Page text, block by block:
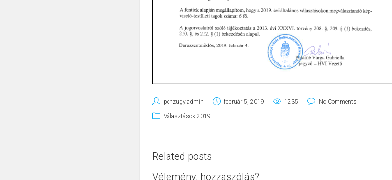
penzugy.admin február 5, 2019 1235 No Comments
Választások 2019
Related posts
Vélemény, hozzászólás?